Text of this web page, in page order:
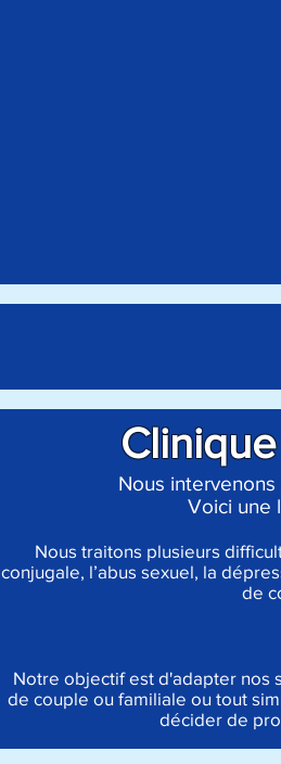
Nous
Voici une
Nous traitons plusieurs
conjugale, l’abus sexuel, la
de
Notre objectif est d'adapter nos
de couple ou familiale ou tout
décider de